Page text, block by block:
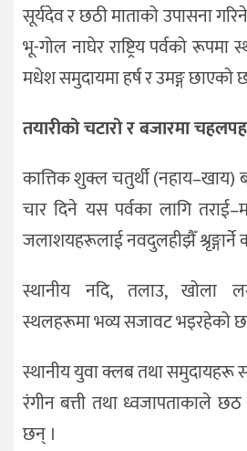
सूर्यदेव र छठी माताको उपासना
भू-गोल नाघेर राष्ट्रिय पर्वको रूपमा
मधेश समुदायमा हर्ष र उमङ्ग छाएको
तयारीको चटारो र बजारमा
कात्तिक शुक्ल चतुर्थी (नहाय–खाय)
चार दिने यस पर्वका लागि
जलाशयहरूलाई नवदुलहीझैँ श्रृङ्गार्ने
स्थानीय नदि, तलाउ, खोला
स्थलहरूमा भव्य सजावट भइरहेको
स्थानीय युवा क्लब तथा समुदायहरू
रंगीन बत्ती तथा ध्वजापताकाले
छन् ।